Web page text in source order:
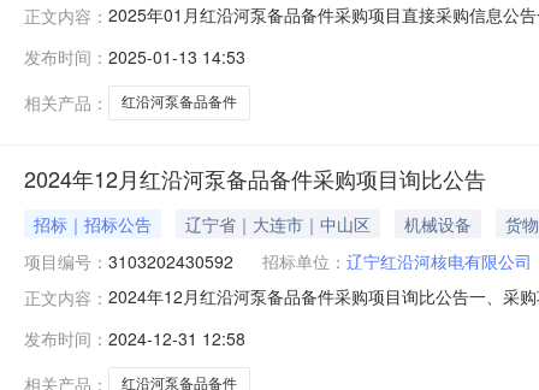
正文内容： 2025年01月红沿河泵备品备件采购项目直接采购信息公
模块密封件套装计划交付时间：计划交付地点：订单/合
概
发布时间： 2025-01-13 14:53
相关产品：
红沿河泵备品备件
2024年12月红沿河泵备品备件采购项目询比公告
招标｜招标公告 辽宁省｜大连市｜中山区 机械设备
货物
项目编号： 3103202430592 招标单位： 辽宁红沿河核电有限公司
正文内容： 2024年12月红沿河泵备品备件采购项目询比公告一、采
2025年03月31日计划交付地点：订单/合同约定的交货
发布时间： 2024-12-31 12:58
相关产品：
红沿河泵备品备件